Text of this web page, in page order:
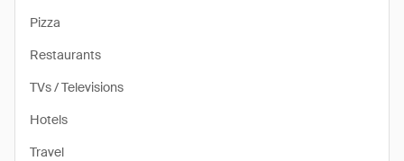
Pizza
Restaurants
TVs / Televisions
Hotels
Travel